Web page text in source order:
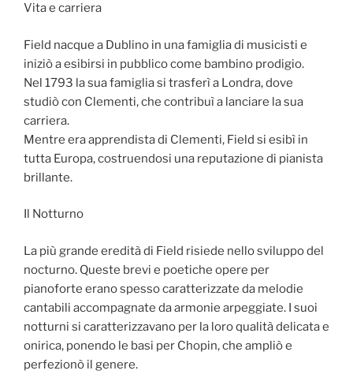
Vita e carriera
Field nacque a Dublino in una famiglia di musicisti e
iniziò a esibirsi in pubblico come bambino prodigio.
Nel 1793 la sua famiglia si trasferì a Londra, dove
studiò con Clementi, che contribuì a lanciare la sua
carriera.
Mentre era apprendista di Clementi, Field si esibì in
tutta Europa, costruendosi una reputazione di pianista
brillante.
Il Notturno
La più grande eredità di Field risiede nello sviluppo del
nocturno. Queste brevi e poetiche opere per
pianoforte erano spesso caratterizzate da melodie
cantabili accompagnate da armonie arpeggiate. I suoi
notturni si caratterizzavano per la loro qualità delicata e
onirica, ponendo le basi per Chopin, che ampliò e
perfezionò il genere.